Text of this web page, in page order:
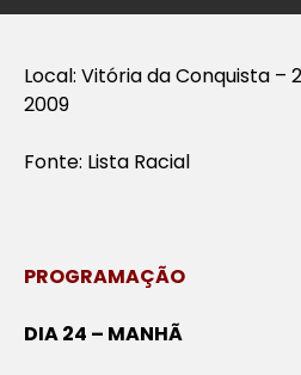
Local: Vitória da Conquista –
2009
Fonte: Lista Racial
PROGRAMAÇÃO
DIA 24 – MANHÃ